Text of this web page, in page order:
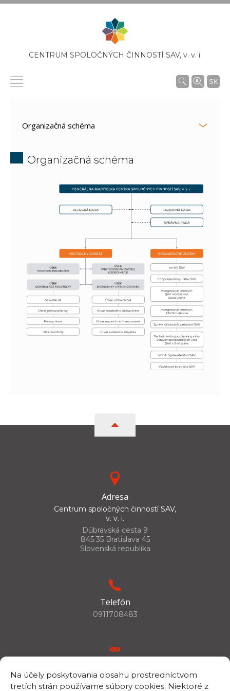
Na účely poskytovania obsahu prostredníctvom
tretích strán používame súbory cookies. Niektoré z
CENTRUM SPOLOČNÝCH ČINNOSTÍ SAV, v. v. i.
SK
Organizačná schéma
Adresa
Centrum spoločných činností SAV,
v. v. i.
Dúbravská cesta 9
845 35 Bratislava 45
Slovenská republika
Telefón
0911708483
csc.info@savba.sk